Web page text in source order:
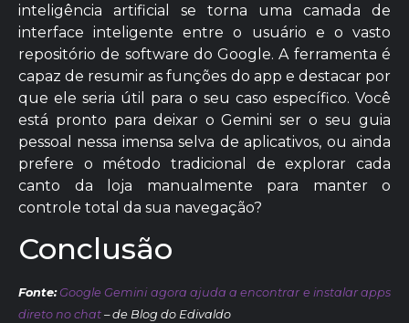
inteligência artificial se torna uma camada de
interface inteligente entre o usuário e o vasto
repositório de software do Google. A ferramenta é
capaz de resumir as funções do app e destacar por
que ele seria útil para o seu caso específico. Você
está pronto para deixar o Gemini ser o seu guia
pessoal nessa imensa selva de aplicativos, ou ainda
prefere o método tradicional de explorar cada
canto da loja manualmente para manter o
controle total da sua navegação?
Conclusão
Fonte: Google Gemini agora ajuda a encontrar e instalar apps
direto no chat – de Blog do Edivaldo